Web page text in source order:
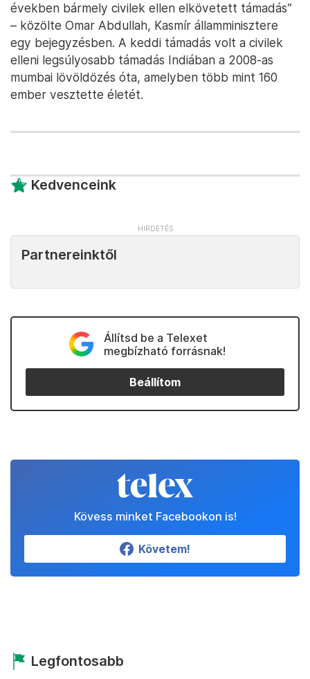
években bármely civilek ellen elkövetett támadás”
– közölte Omar Abdullah, Kasmír államminisztere
egy bejegyzésben. A keddi támadás volt a civilek
elleni legsúlyosabb támadás Indiában a 2008-as
mumbai lövöldözés óta, amelyben több mint 160
ember vesztette életét.
Kedvenceink
Partnereinktől
Állítsd be a Telexet
megbízható forrásnak!
Beállítom
Kövess minket Facebookon is!
Követem!
Legfontosabb